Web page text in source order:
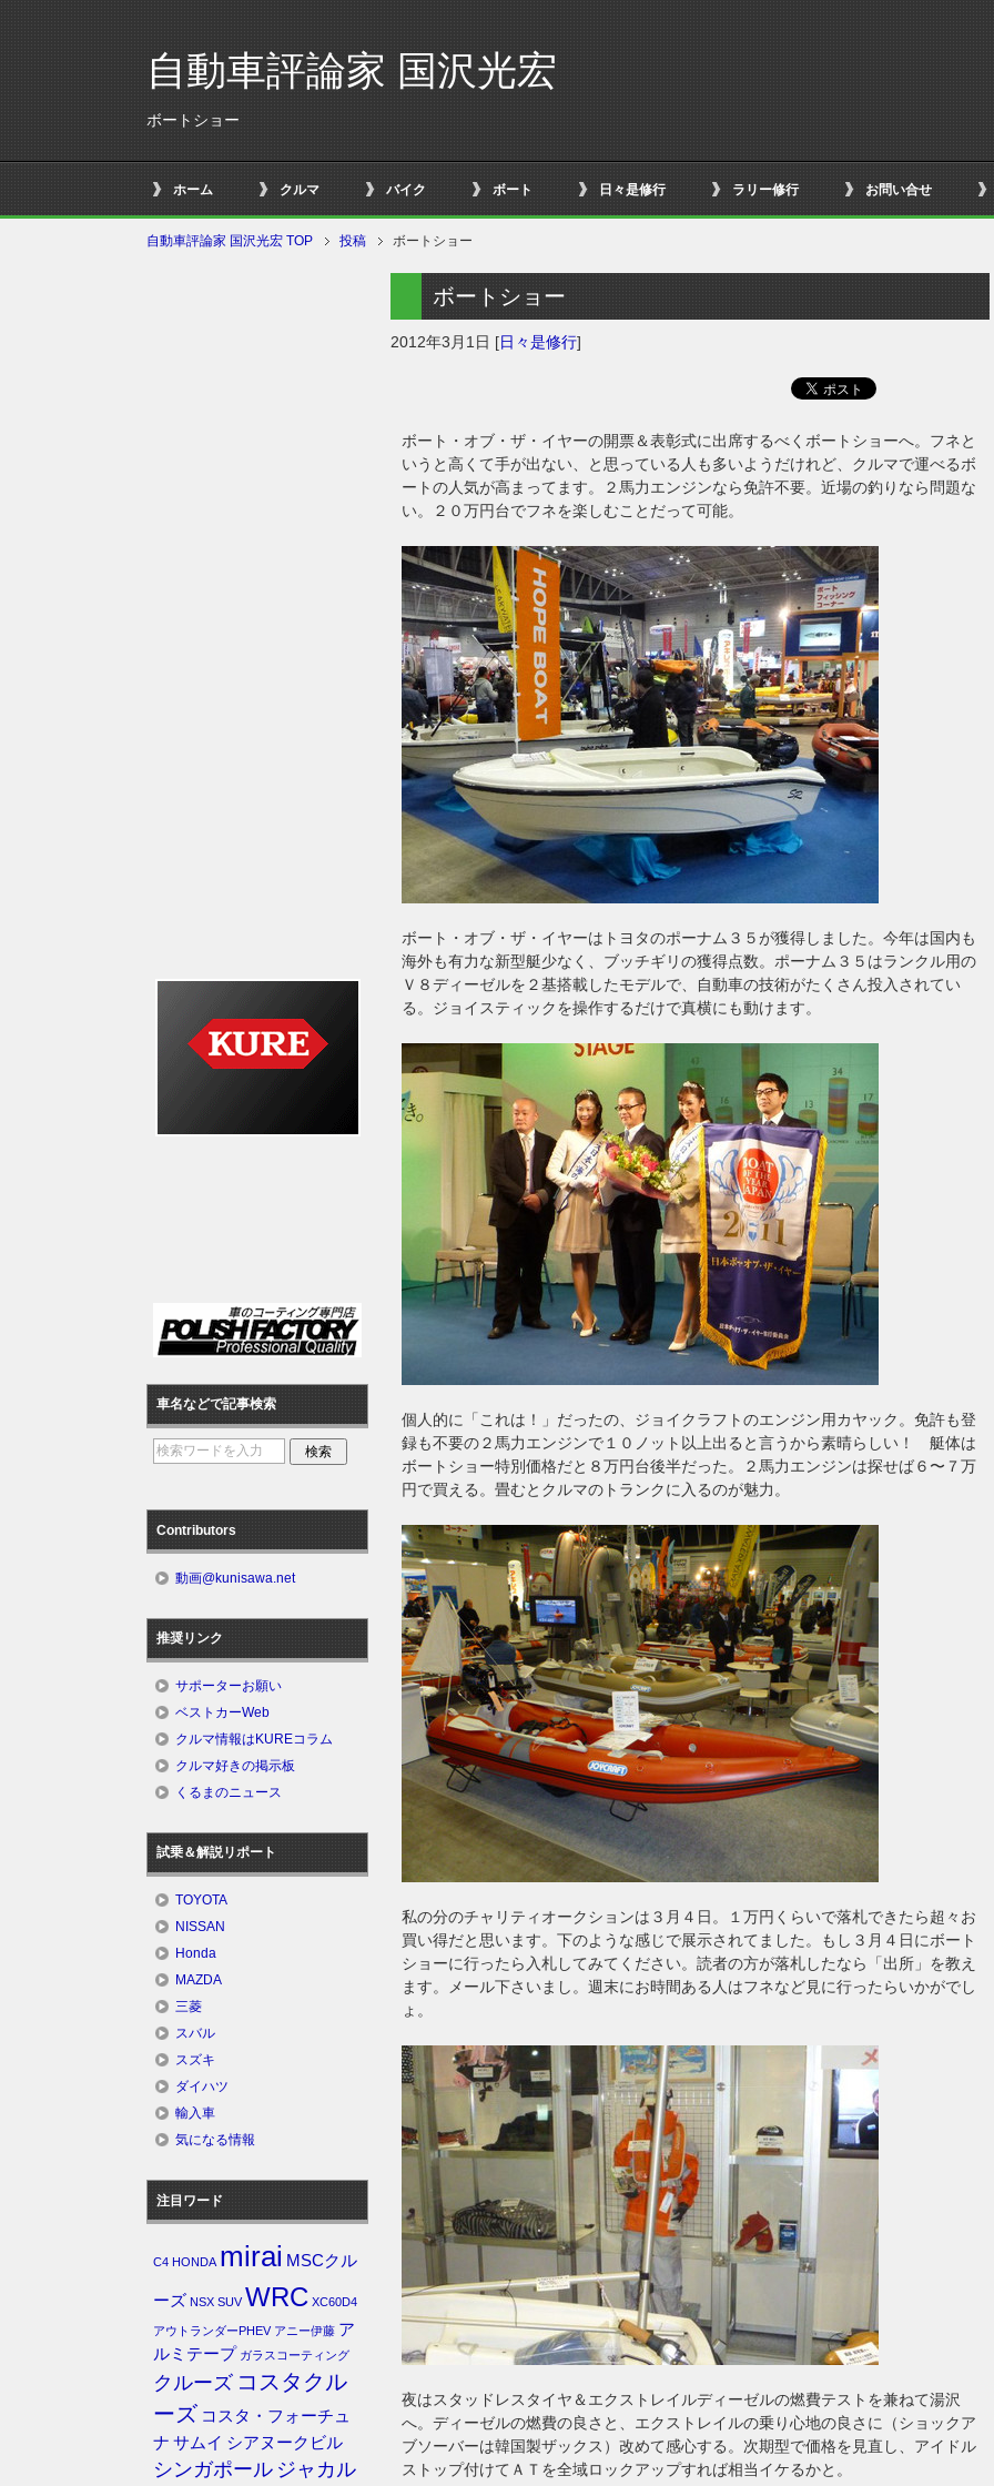
自動車評論家 国沢光宏
ボートショー
ホーム クルマ バイク ボート 日々是修行 ラリー修行 お問い合せ
自動車評論家 国沢光宏 TOP 投稿 ボートショー
ボートショー
2012年3月1日 [日々是修行]
ボート・オブ・ザ・イヤーの開票＆表彰式に出席するべくボートショーへ。フネと
いうと高くて手が出ない、と思っている人も多いようだけれど、クルマで運べるボ
ートの人気が高まってます。２馬力エンジンなら免許不要。近場の釣りなら問題な
い。２０万円台でフネを楽しむことだって可能。
ボート・オブ・ザ・イヤーはトヨタのポーナム３５が獲得しました。今年は国内も
海外も有力な新型艇少なく、ブッチギリの獲得点数。ポーナム３５はランクル用の
Ｖ８ディーゼルを２基搭載したモデルで、自動車の技術がたくさん投入されてい
る。ジョイスティックを操作するだけで真横にも動けます。
個人的に「これは！」だったの、ジョイクラフトのエンジン用カヤック。免許も登
録も不要の２馬力エンジンで１０ノット以上出ると言うから素晴らしい！ 艇体は
ボートショー特別価格だと８万円台後半だった。２馬力エンジンは探せば６〜７万
円で買える。畳むとクルマのトランクに入るのが魅力。
私の分のチャリティオークションは３月４日。１万円くらいで落札できたら超々お
買い得だと思います。下のような感じで展示されてました。もし３月４日にボート
ショーに行ったら入札してみてください。読者の方が落札したなら「出所」を教え
ます。メール下さいまし。週末にお時間ある人はフネなど見に行ったらいかがでし
ょ。
夜はスタッドレスタイヤ＆エクストレイルディーゼルの燃費テストを兼ねて湯沢
へ。ディーゼルの燃費の良さと、エクストレイルの乗り心地の良さに（ショックア
ブソーバーは韓国製ザックス）改めて感心する。次期型で価格を見直し、アイドル
ストップ付けてＡＴを全域ロックアップすれば相当イケるかと。
車名などで記事検索
Contributors
動画@kunisawa.net
推奨リンク
サポーターお願い
ベストカーWeb
クルマ情報はKUREコラム
クルマ好きの掲示板
くるまのニュース
試乗＆解説リポート
TOYOTA
NISSAN
Honda
MAZDA
三菱
スバル
スズキ
ダイハツ
輸入車
気になる情報
注目ワード
C4 HONDA mirai MSCクル
ーズ NSX SUV WRC XC60D4
アウトランダーPHEV アニー伊藤 ア
ルミテープ ガラスコーティング
クルーズ コスタクル
ーズ コスタ・フォーチュ
ナ サムイ シアヌークビル
シンガポール ジャカル